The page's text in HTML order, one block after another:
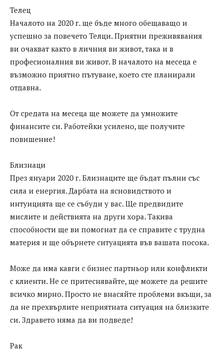
Телец
Началото на 2020 г. ще бъде много обещаващо и
успешно за повечето Телци. Приятни преживявания
ви очакват както в личния ви живот, така и в
професионалния ви живот. В началото на месеца е
възможно приятно пътуване, което сте планирали
отдавна.
От средата на месеца ще можете да умножите
финансите си. Работейки усилено, ще получите
повишение!
Близнаци
През януари 2020 г. Близнаците ще бъдат пълни със
сила и енергия. Дарбата на ясновидството и
интуицията ще се събуди у вас. Ще предвидите
мислите и действията на други хора. Такива
способности ще ви помогнат да се справите с трудна
материя и ще обърнете ситуацията във вашата посока.
Може да има кавги с бизнес партньор или конфликти
с клиенти. Не се притеснявайте, ще можете да решите
всичко мирно. Просто не внасяйте проблеми вкъщи, за
да не прехвърлите неприятната ситуация на близките
си. Здравето няма да ви подведе!
Рак